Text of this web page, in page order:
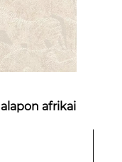
afrikai